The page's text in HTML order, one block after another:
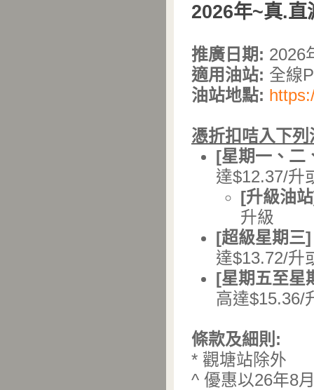
2026年~真.
推廣日期: 2026
適用油站: 全線
油站地點:
憑折扣咭入下
[星期一、二
達$12.37/升
[升級油
升級
[超級星期三]
達$13.72/升
[星期五至星
高達$15.36/
條款及細則:
* 觀塘站除外
^ 優惠以26年8